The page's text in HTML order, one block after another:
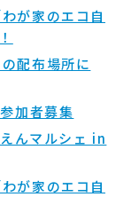
が家のエコ自
配布場所に
加者募集
んマルシェ in
が家のエコ自